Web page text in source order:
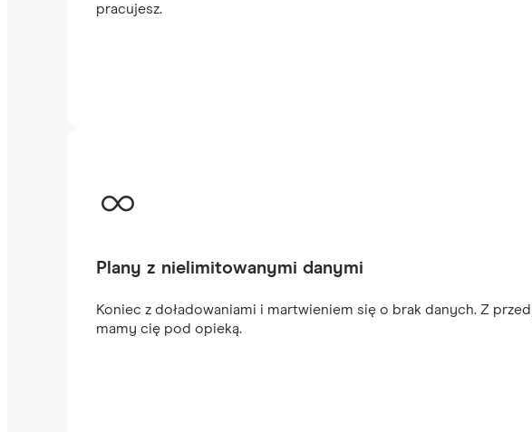
pracujesz.
Plany z nielimitowanymi danymi
Koniec z doładowaniami i martwieniem się o brak danych. Z
mamy cię pod opieką.